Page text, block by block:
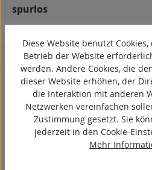
spurlos
antistatisch
ESD
elektrisch leitfähig
korrosionsbeständig
Diese Website benutzt
Betrieb der Website
werden. Andere Cookies, die
dieser Website erhöhen, der
die Interaktion mit anderen
Netzwerken vereinfachen
Zustimmung gesetzt. Sie
jederzeit in den Cookie-
Mehr